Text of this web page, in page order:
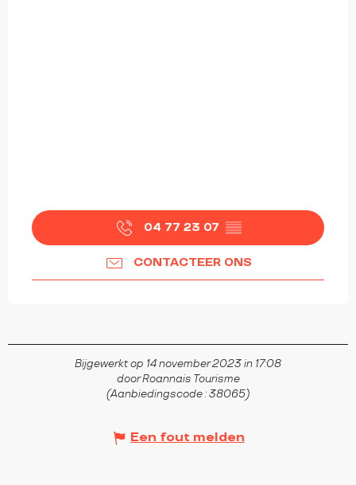
04 77 23 07 ▒▒
CONTACTEER ONS
Bijgewerkt op 14 november 2023 in 17:08
door Roannais Tourisme
(Aanbiedingscode :38065)
Een fout melden